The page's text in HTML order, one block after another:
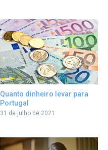
Quanto dinheiro levar para
Portugal
31 de julho de 2021